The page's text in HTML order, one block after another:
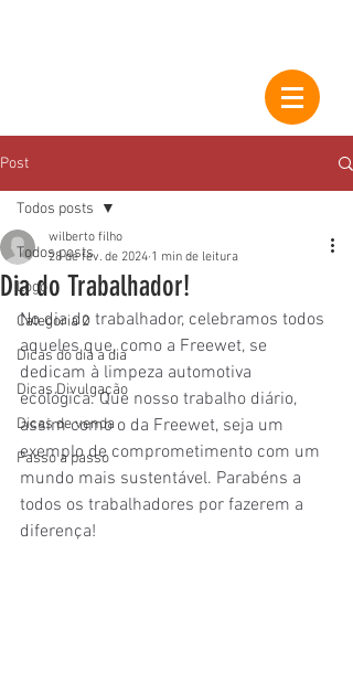
Post
Todos posts
Logo
Categoria 2
Dicas do dia a dia
Dicas Divulgação
Dicas de venda
Passo a passo
Todos posts
Dia do Trabalhador!
wilberto filho
28 de fev. de 2024 1 min de leitura
No dia do trabalhador, celebramos todos
aqueles que, como a Freewet, se
dedicam à limpeza automotiva
ecológica. Que nosso trabalho diário,
assim como o da Freewet, seja um
exemplo de comprometimento com um
mundo mais sustentável. Parabéns a
todos os trabalhadores por fazerem a
diferença!